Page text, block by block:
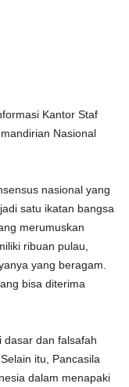
Kantor Staf
Nasional
nasional yang
satu ikatan bangsa
merumuskan
ribuan pulau,
yang beragam.
bisa diterima
dasar dan falsafah
itu, Pancasila
dalam menapaki